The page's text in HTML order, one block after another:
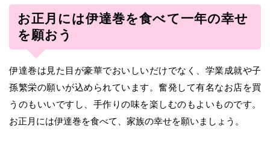
お正月には伊達巻を食べて一年の幸せ
を願おう
伊達巻は見た目が豪華でおいしいだけでなく、学業成就や子
孫繁栄の願いが込められています。奮発して有名なお店を買
うのもいいですし、手作りの味を楽しむのもよいものです。
お正月には伊達巻を食べて、家族の幸せを願いましょう。